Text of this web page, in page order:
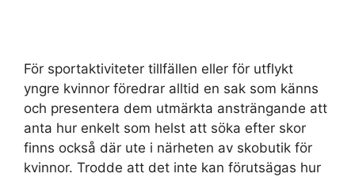
För sportaktiviteter tillfällen eller för utflykt
yngre kvinnor föredrar alltid en sak som känns
och presentera dem utmärkta ansträngande att
anta hur enkelt som helst att söka efter skor
finns också där ute i närheten av skobutik för
kvinnor. Trodde att det inte kan förutsägas hur